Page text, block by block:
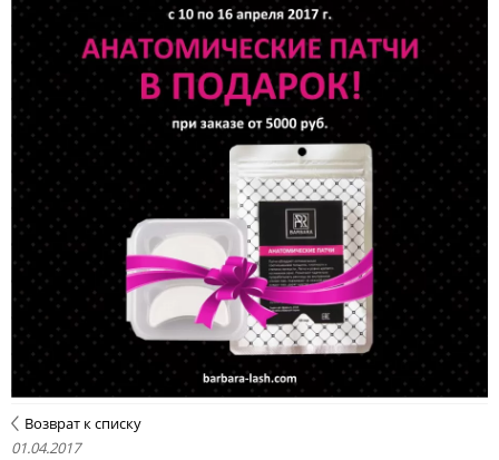
Возврат к списку
01.04.2017